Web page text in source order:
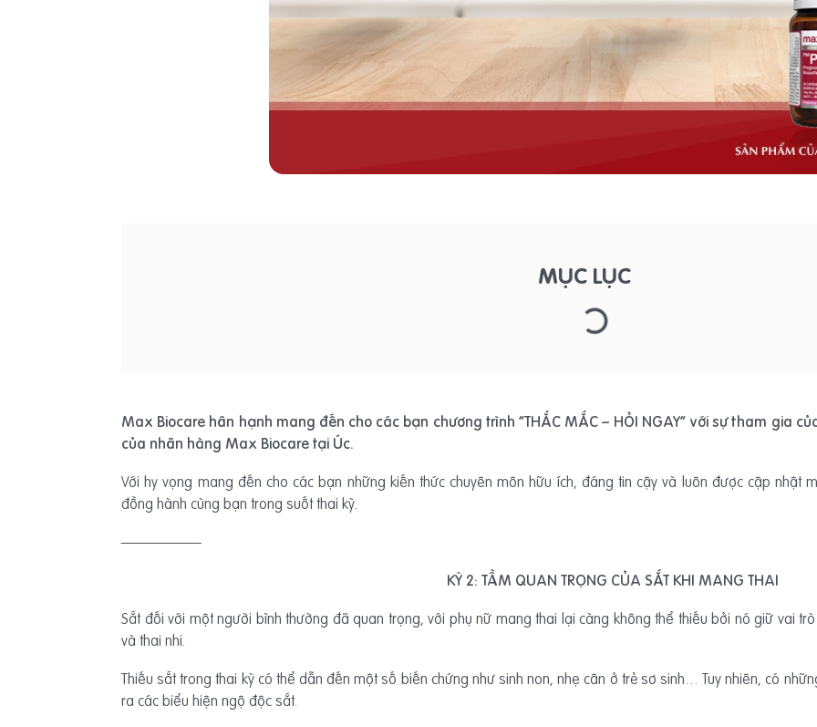
MỤC LỤC
Max Biocare hân hạnh mang đến cho các bạn chương trình “THẮC MẮC – HỎI NGAY” với sự tham gia
của nhãn hàng Max Biocare tại Úc.
Với hy vọng mang đến cho các bạn những kiến thức chuyên môn hữu ích, đáng tin cậy và luôn được cập nhật
đồng hành cùng bạn trong suốt thai kỳ.
—————–
KỲ 2: TẦM QUAN TRỌNG CỦA SẮT KHI MANG THAI
Sắt đối với một người bình thường đã quan trọng, với phụ nữ mang thai lại càng không thể thiếu bởi nó giữ vai
và thai nhi.
Thiếu sắt trong thai kỳ có thể dẫn đến một số biến chứng như sinh non, nhẹ cân ở trẻ sơ sinh… Tuy nhiên, có
ra các biểu hiện ngộ độc sắt.